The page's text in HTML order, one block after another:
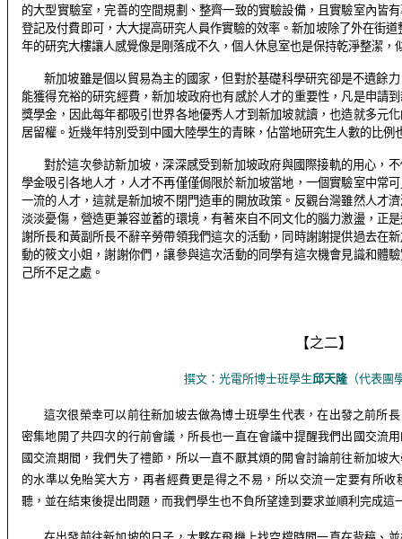
的大型實驗室，完善的空間規劃、整齊一致的實驗設備，且實驗室內皆
登記及付費即可，大大提高研究人員作實驗的效率。新加坡除了外在街
年的研究大樓讓人感覺像是剛落成不久，個人休息室也是保持乾淨整潔，
新加坡雖是個以貿易為主的國家，但對於基礎科學研究卻是不遺餘
能獲得充裕的研究經費，新加坡政府也有感於人才的重要性，凡是申請
獎學金，因此每年都吸引世界各地優秀人才到新加坡就讀，也造就多元
居留權。近幾年特別受到中國大陸學生的青睞，佔當地研究生人數的比例
對於這次參訪新加坡，深深感受到新加坡政府與國際接軌的用心，
學金吸引各地人才，人才不再僅僅侷限於新加坡當地，一個實驗室中常
一流的人才，這就是新加坡不閉門造車的開放政策。反觀台灣雖然人才
淡淡憂傷，營造更兼容並蓄的環境，有著來自不同文化的腦力激盪，正
謝所長和黃副所長不辭辛勞帶領我們這次的活動，同時謝謝提供過去在
動的筱文小姐，謝謝你們，讓參與這次活動的同學有這次機會見識和體
己所不足之處。
【之二】
撰文： 光電所博士班學生邱天隆（代表團
這次很榮幸可以前往新加坡去做為博士班學生代表，在出發之前所
密集地開了共四次的行前會議，所長也一直在會議中提醒我們出國交流
國交流期間，我們失了禮節，所以一直不厭其煩的開會討論前往新加坡
的水準以免貽笑大方，再者經費更是得之不易，所以交流一定要有所
聽，並在結束後提出問題，而我們學生也不負所望達到要求並順利完成這